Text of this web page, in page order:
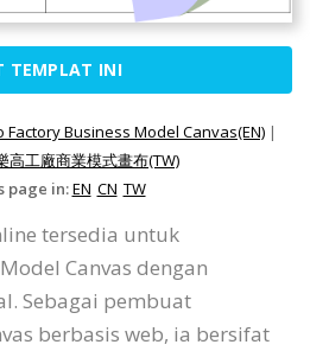
TEMPLAT INI
Factory Business Model Canvas(EN) |
高工廠商業模式畫布(TW)
page in:EN CN TW
tersedia untuk
Canvas dengan
Sebagai pembuat
berbasis web, ia bersifat